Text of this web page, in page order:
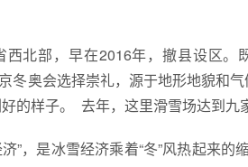
西北部，早在2016年，撤县设区。
冬奥会选择崇礼，源于地形地貌和
的样子。 去年，这里滑雪场达到九
济”，是冰雪经济乘着“冬”风热起来